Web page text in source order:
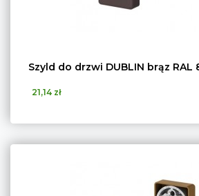
Szyld do drzwi DUBLIN brąz RAL
21,14 zł